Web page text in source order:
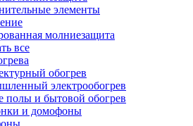
элементы
молниезащита
все
обогрев
электрообогрев
полы и бытовой обогрев
и домофоны